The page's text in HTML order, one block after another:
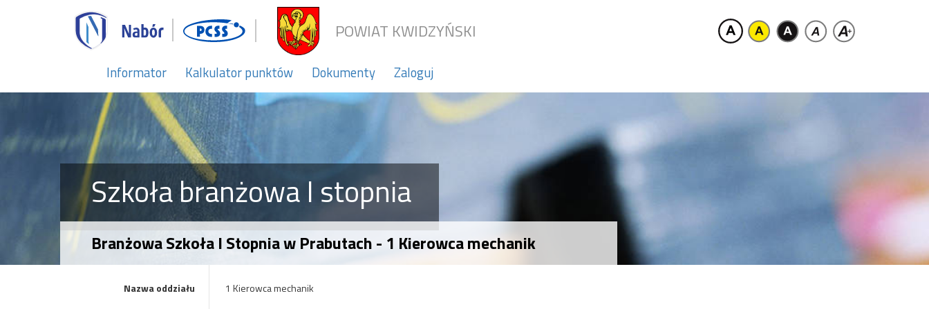
POWIAT KWIDZYŃSKI
Informator Kalkulator punktów Dokumenty Zaloguj
Szkoła branżowa I stopnia
Branżowa Szkoła I Stopnia w Prabutach - 1 Kierowca mechanik
Nazwa oddziału 1 Kierowca mechanik